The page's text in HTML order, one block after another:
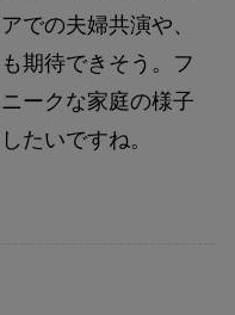
での夫婦共演や、
期待できそう。フ
ークな家庭の様子
たいですね。